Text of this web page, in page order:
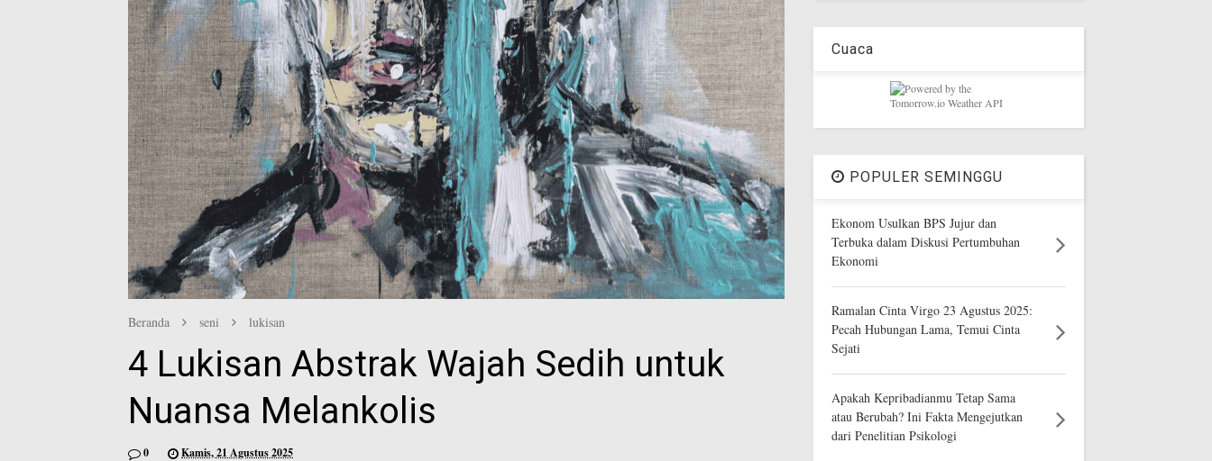
Beranda seni lukisan
4 Lukisan Abstrak Wajah Sedih untuk
Nuansa Melankolis
0 Kamis, 21 Agustus 2025
Cuaca
POPULER SEMINGGU
Ekonom Usulkan BPS Jujur dan
Terbuka dalam Diskusi Pertumbuhan
Ekonomi
Ramalan Cinta Virgo 23 Agustus 2025:
Pecah Hubungan Lama, Temui Cinta
Sejati
Apakah Kepribadianmu Tetap Sama
atau Berubah? Ini Fakta Mengejutkan
dari Penelitian Psikologi